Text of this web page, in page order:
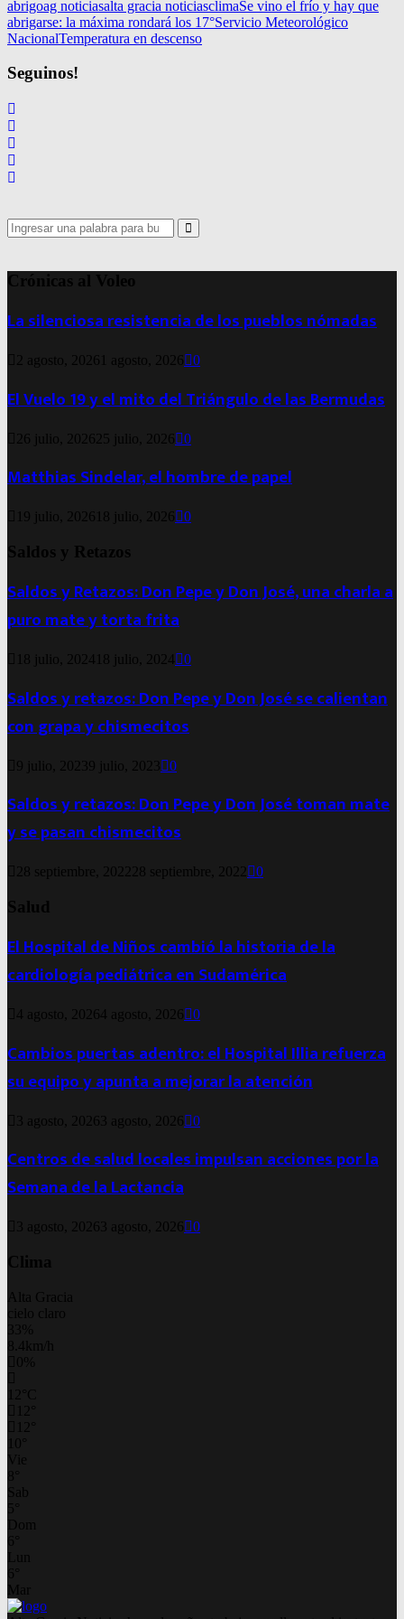
abrigoag noticiasalta gracia noticiasclimaSe vino el frío y hay que
abrigarse: la máxima rondará los 17°Servicio Meteorológico
NacionalTemperatura en descenso
Seguinos!
Search
for:
Search
Crónicas al Voleo
La silenciosa resistencia de los pueblos nómadas
2 agosto, 2026 1 agosto, 2026 0
El Vuelo 19 y el mito del Triángulo de las Bermudas
26 julio, 2026 25 julio, 2026 0
Matthias Sindelar, el hombre de papel
19 julio, 2026 18 julio, 2026 0
Saldos y Retazos
Saldos y Retazos: Don Pepe y Don José, una charla a
puro mate y torta frita
18 julio, 2024 18 julio, 2024 0
Saldos y retazos: Don Pepe y Don José se calientan
con grapa y chismecitos
9 julio, 20239 julio, 2023 0
Saldos y retazos: Don Pepe y Don José toman mate
y se pasan chismecitos
28 septiembre, 2022 28 septiembre, 2022 0
Salud
El Hospital de Niños cambió la historia de la
cardiología pediátrica en Sudamérica
4 agosto, 20264 agosto, 2026 0
Cambios puertas adentro: el Hospital Illia refuerza
su equipo y apunta a mejorar la atención
3 agosto, 2026 3 agosto, 2026 0
Centros de salud locales impulsan acciones por la
Semana de la Lactancia
3 agosto, 2026 3 agosto, 2026 0
Clima
Alta Gracia
cielo claro
33%
8.4km/h
0%
C
10
Vie
8
Sab
5
Dom
6
Lun
6
Mar